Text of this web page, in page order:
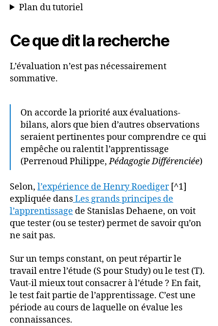
Plan du tutoriel
Ce que dit la recherche
L’évaluation n’est pas nécessairement
sommative.
On accorde la priorité aux évaluations-
bilans, alors que bien d’autres observations
seraient pertinentes pour comprendre ce qui
empêche ou ralentit l’apprentissage
(Perrenoud Philippe,Pédagogie Différenciée)
Selon, l’expérience de Henry Roediger[^1]
expliquée dansLes grands principes de
l’apprentissage de Stanislas Dehaene, on voit
que tester (ou se tester) permet de savoir qu’on
ne sait pas.
Sur un temps constant, on peut répartir le
travail entre l’étude (S pour Study) ou le test (T).
Vaut-il mieux tout consacrer à l’étude ? En fait,
le test fait partie de l’apprentissage. C’est une
période au cours de laquelle on évalue les
connaissances.